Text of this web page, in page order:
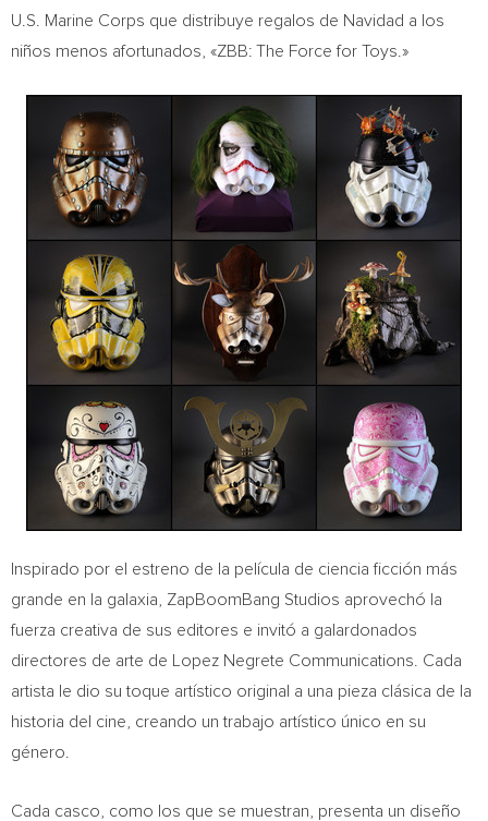
U.S. Marine Corps que distribuye regalos de Navidad a los
niños menos afortunados, «ZBB: The Force for Toys.»
Inspirado por el estreno de la película de ciencia ficción más
grande en la galaxia, ZapBoomBang Studios aprovechó la
fuerza creativa de sus editores e invitó a galardonados
directores de arte de Lopez Negrete Communications. Cada
artista le dio su toque artístico original a una pieza clásica de la
historia del cine, creando un trabajo artístico único en su
género.
Cada casco, como los que se muestran, presenta un diseño